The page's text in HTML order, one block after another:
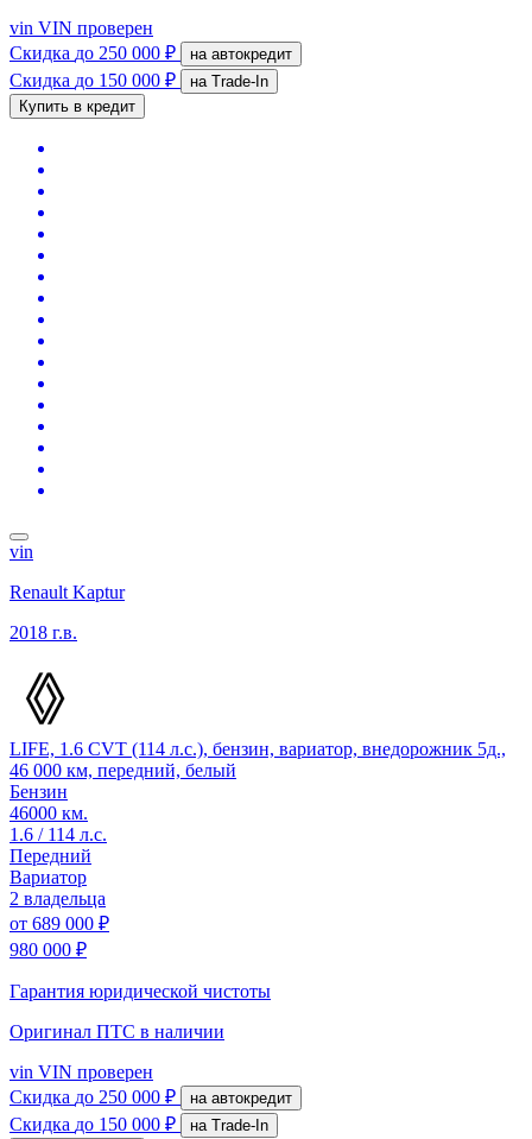
vin VIN проверен
Скидка до 250 000 ₽ на автокредит
Скидка до 150 000 ₽
на Trade-In
Купить в кредит
vin
Renault Kaptur
2018 г.в.
LIFE, 1.6 CVT (114 л.с.), бензин, вариатор, внедорожник 5д.,
46 000 км, передний, белый
Бензин
46000 км.
1.6 / 114 л.с.
Передний
Вариатор
2 владельца
от 689 000 ₽
980 000 ₽
Гарантия юридической чистоты
Оригинал ПТС в наличии
vin VIN проверен
Скидка до 250 000 ₽ на автокредит
Скидка до 150 000 ₽
на Trade-In